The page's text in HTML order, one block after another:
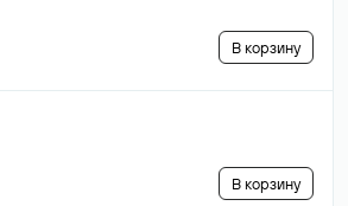
В корзину
В корзину